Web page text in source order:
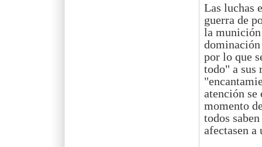
Las luchas
guerra de
la munición
por lo que
todo" a sus
atención se
momento
todos
afectasen a